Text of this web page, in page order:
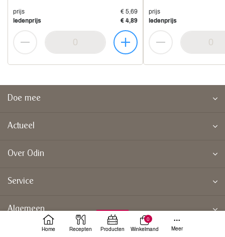
prijs
€ 5,69
ledenprijs
€ 4,89
prijs
ledenprijs
Doe mee
Actueel
Over Odin
Service
Algemeen
Home Recepten Producten
0
Winkelmand
Meer